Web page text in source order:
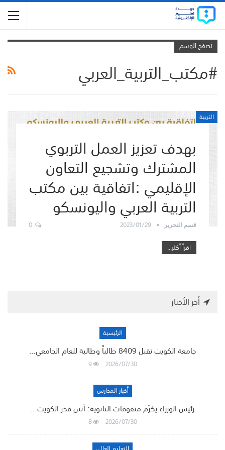
تصفح الوسم
#مكتب_التربية_العربي
التربية
بهدف تعزيز العمل التربوي
المشترك وتشجيع التعاون
الإقليمي :اتفاقية بين مكتب
التربية العربي واليونسكو
قسم التحرير 2023/01/29
0
اقرأ أكثر...
أخر الأخبار
الرئيسية
جامعة الكويت تقبل 8409 طالباً وطالبة للعام الجامعي…
2026/07/30
9
أخبار المدارس
رئيس الوزراء يكرّم متفوقات الثانوية: أنتن فخر الكويت…
2026/07/30
8